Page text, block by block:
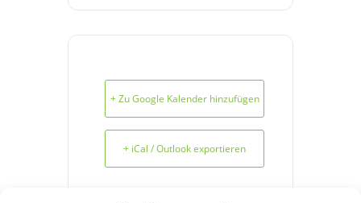
+ Zu Google Kalender hinzufügen
+ iCal / Outlook exportieren